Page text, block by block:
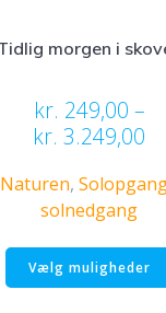
morgen i
kr. 249,00 –
kr. 3.249,00
til
Naturen,
solnedgang
Vælg muligheder